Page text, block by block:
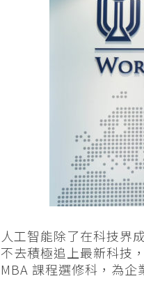
人工智能除了在科技界
不去積極追上最新科技
MBA 課程選修科，為企